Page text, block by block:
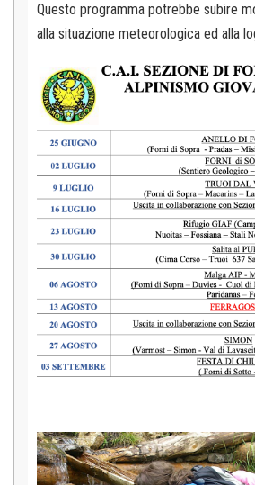
Questo programma potrebbe subire
alla situazione meteorologica ed alla